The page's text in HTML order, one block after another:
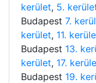
kerület, 5.
Budapest 7.
kerület, 11.
Budapest 13.
kerület, 17.
Budapest 19.